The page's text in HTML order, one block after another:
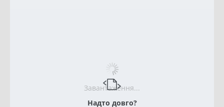
Завантаження...
Надто довго?